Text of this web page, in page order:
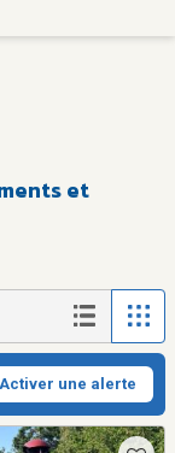
et
Activer une alerte